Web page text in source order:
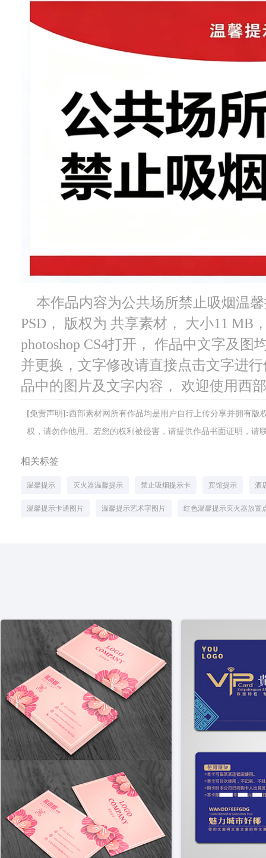
本作品内容为公共场所禁止吸烟温
PSD， 版权为 共享素材， 大小11 MB
photoshop CS4打开， 作品中文字及
并更换，文字修改请直接点击文字进
品中的图片及文字内容， 欢迎使用西
[免责声明]:西部素材网所有作品均是用户自行上传分享并拥有版
权，请勿作他用。若您的权利被侵害，请提供作品书面证明，请
相关标签
温馨提示 灭火器温馨提示 禁止吸烟提示卡 宾馆提示 酒
温馨提示卡通图片 温馨提示艺术字图片 红色温馨提示灭火器放置